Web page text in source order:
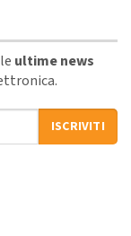
ultime news
ISCRIVITI